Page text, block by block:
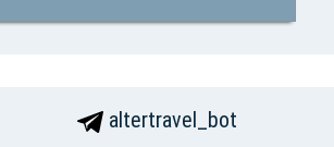
altertravel_bot